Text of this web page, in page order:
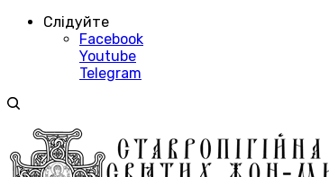
Слідуйте
Facebook
Youtube
Telegram